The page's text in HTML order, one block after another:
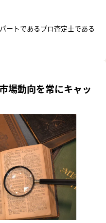
ートであるプロ査定士である
場動向を常にキャッ